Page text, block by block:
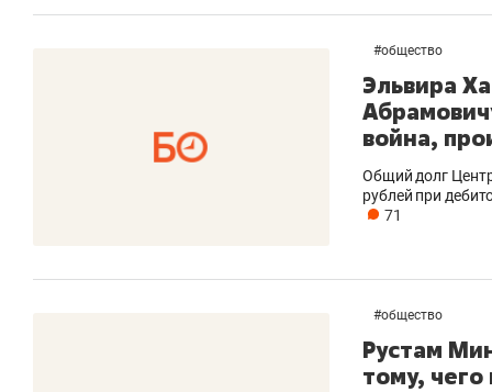
#общество
Эльвира
война,
Общий долг
рублей при
71
#общество
Рустам
тому,